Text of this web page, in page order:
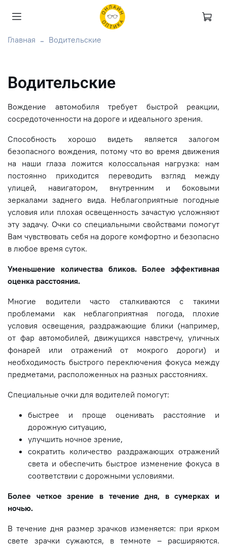
Главная Водительские
Водительские
Вождение автомобиля требует быстрой реакции,
сосредоточенности на дороге и идеального зрения.
Способность хорошо видеть является залогом
безопасного вождения, потому что во время движения
на наши глаза ложится колоссальная нагрузка: нам
постоянно приходится переводить взгляд между
улицей, навигатором, внутренним и боковыми
зеркалами заднего вида. Неблагоприятные погодные
условия или плохая освещенность зачастую усложняют
эту задачу. Очки со специальными свойствами помогут
Вам чувствовать себя на дороге комфортно и безопасно
в любое время суток.
Уменьшение количества бликов. Более эффективная
оценка расстояния.
Многие водители часто сталкиваются с такими
проблемами как неблагоприятная погода, плохие
условия освещения, раздражающие блики (например,
от фар автомобилей, движущихся навстречу, уличных
фонарей или отражений от мокрого дороги) и
необходимость быстрого переключения фокуса между
предметами, расположенных на разных расстояниях.
Специальные очки для водителей помогут:
быстрее и проще оценивать расстояние и
дорожную ситуацию,
улучшить ночное зрение,
сократить количество раздражающих отражений
света и обеспечить быстрое изменение фокуса в
соответствии с дорожными условиями.
Более четкое зрение в течение дня, в сумерках и
ночью.
В течение дня размер зрачков изменяется: при ярком
свете зрачки сужаются, в темноте – расширяются.